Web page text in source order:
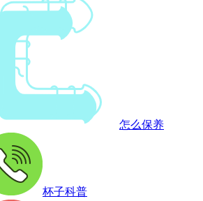
怎么保养
杯子科普